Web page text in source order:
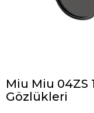
Miu Miu 04ZS
Gözlükleri